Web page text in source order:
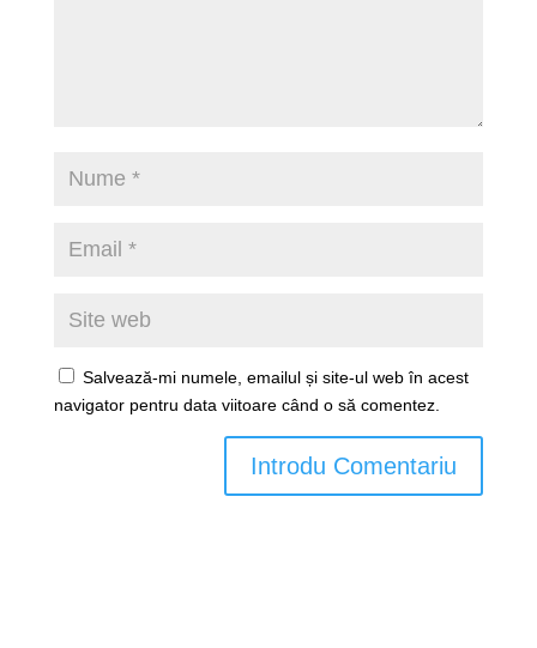
Salvează-mi numele, emailul și site-ul web în acest
navigator pentru data viitoare când o să comentez.